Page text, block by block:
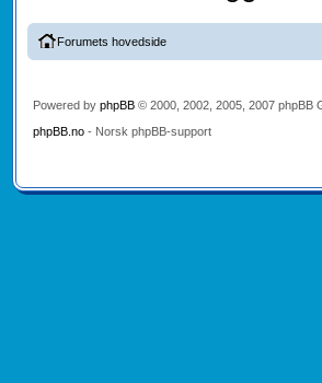
Forumets hovedside
Powered by phpBB© 2000, 2002, 2005, 2007 phpBB
phpBB.no- Norsk phpBB-support